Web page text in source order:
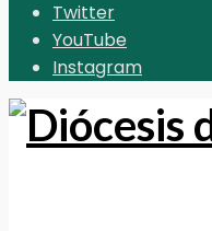
Twitter
YouTube
Instagram